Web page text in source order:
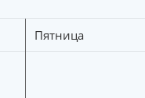
Пятница